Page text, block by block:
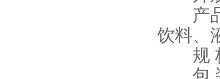
产品
饮料、
规